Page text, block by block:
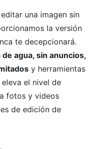
una imagen sin
la versión
te decepcionará.
agua, sin anuncios,
y herramientas
el nivel de
fotos y videos
de edición de